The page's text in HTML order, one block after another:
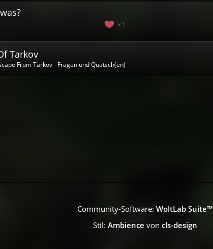
1
Tarkov
From Tarkov - Fragen und Quatsch(en)
Community-Software: WoltLab Suite™
Stil: Ambience von cls-design